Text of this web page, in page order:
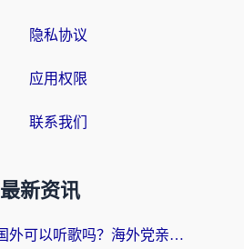
隐私协议
应用权限
联系我们
最新资讯
酷狗会员在国外可以听歌吗？海外党亲测有效：3步解决音乐权限难题